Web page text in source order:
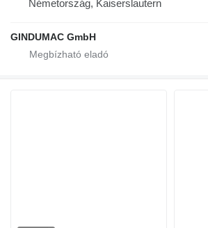
Németország, Kaiserslautern
GINDUMAC GmbH